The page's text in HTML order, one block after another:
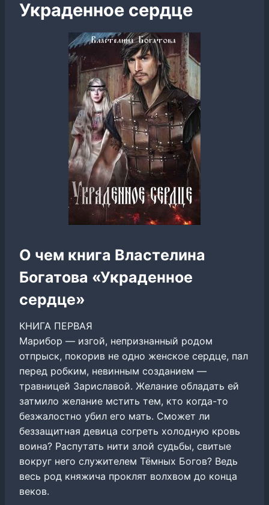
Украденное сердце
О чем книга Властелина
Богатова «Украденное
сердце»
КНИГА ПЕРВАЯ
Марибор — изгой, непризнанный родом
отпрыск, покорив не одно женское сердце, пал
перед робким, невинным созданием —
травницей Зариславой. Желание обладать ей
затмило желание мстить тем, кто когда-то
безжалостно убил его мать. Сможет ли
беззащитная девица согреть холодную кровь
воина? Распутать нити злой судьбы, свитые
вокруг него служителем Тёмных Богов? Ведь
весь род княжича проклят волхвом до конца
веков.